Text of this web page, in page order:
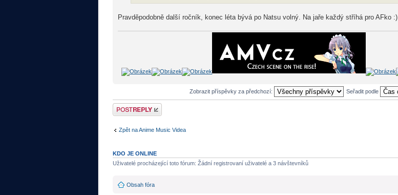
Pravděpodobně další ročník, konec léta bývá po Natsu volný. Na jaře každý stříhá pro AFko :)
Zobrazit příspěvky za předchozí: Seřadit podle
Odeslat odpověď
Zpět na Anime Music Videa
KDO JE ONLINE
Uživatelé procházející toto fórum: Žádní registrovaní uživatelé a 3 návštevníků
Obsah fóra